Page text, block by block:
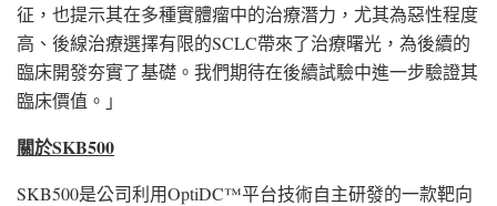
征，也提示其在多種實體瘤中的治療潛力，尤其為惡性程度
高、後線治療選擇有限的SCLC帶來了治療曙光，為後續的
臨床開發夯實了基礎。我們期待在後續試驗中進一步驗證其
臨床價值。」
關於SKB500
SKB500是公司利用OptiDC™平台技術自主研發的一款靶向